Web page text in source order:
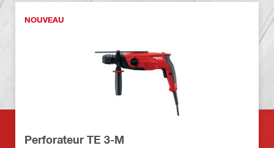
NOUVEAU
Perforateur TE 3-M